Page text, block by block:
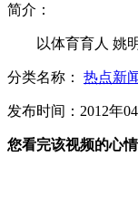
女子坐公交眼
简介：
以体育育人 姚明
分类名称： 热点新
发布时间：2012年
您看完该视频的心情